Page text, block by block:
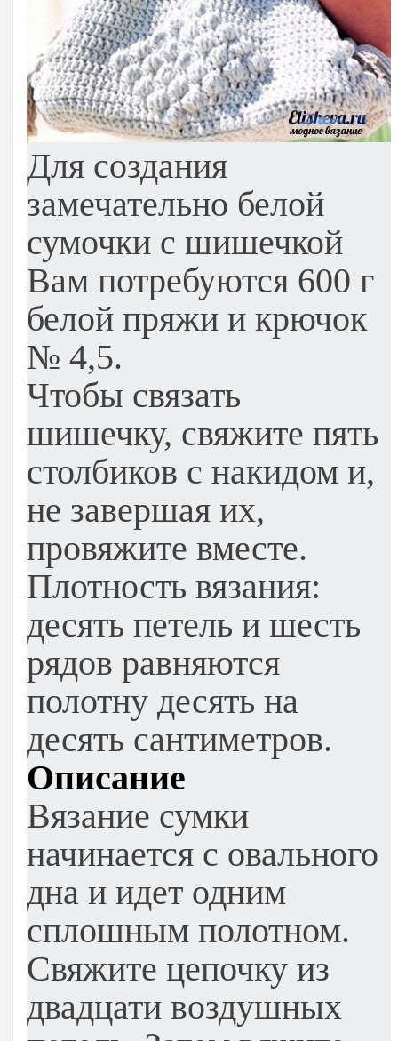
Для создания
замечательно белой
сумочки с шишечкой
Вам потребуются 600 г
белой пряжи и крючок
№ 4,5.
Чтобы связать
шишечку, свяжите пять
столбиков с накидом и,
не завершая их,
провяжите вместе.
Плотность вязания:
десять петель и шесть
рядов равняются
полотну десять на
десять сантиметров.
Описание
Вязание сумки
начинается с овального
дна и идет одним
сплошным полотном.
Свяжите цепочку из
двадцати воздушных